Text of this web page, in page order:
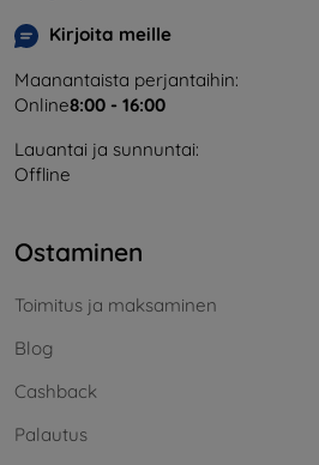
Kirjoita meille
Maanantaista perjantaihin:
Online8:00 - 16:00
Lauantai ja sunnuntai:
Offline
Ostaminen
Toimitus ja maksaminen
Blog
Cashback
Palautus